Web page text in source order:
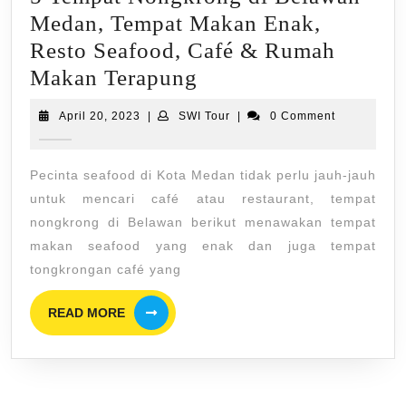
Medan, Tempat Makan Enak,
Resto Seafood, Café & Rumah
Makan Terapung
Nongkrong
Belawan
Medan,
Tempat
April 20, 2023 April
| SWI Tour SWI
| 0 Comment
Pecinta seafood di Kota Medan tidak perlu jauh-jauh
untuk mencari café atau restaurant, tempat
nongkrong di Belawan berikut menawakan tempat
makan seafood yang enak dan juga tempat
tongkrongan café yang
READ MORE
READ
MORE